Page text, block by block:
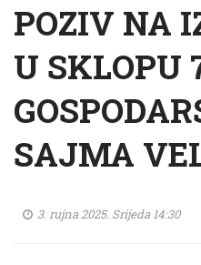
POZIV NA
U SKLOPU
SAJMA
3. rujna 2025. Srijeda 14:30